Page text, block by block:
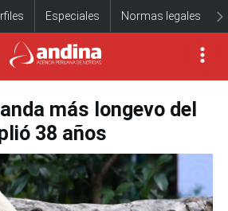
Especiales Normas legales
más longevo del
38 años